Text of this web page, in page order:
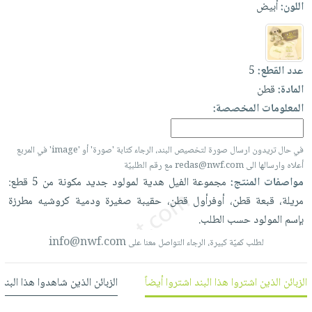
العناية
بالأسنان
الحمية
والتغذية
أدوات
المائدة
الأوعية
والتخزين
أدوات
المطبخ
الأكثر
مبيعاً
العودة
للمدارس
اكسسوارات
كتب
منزلية
اكسسوارات
مطرزات
حقائب
عناية
بالذات
شحن
مجاني
بنود
مختارة
اشتراكات
كل
صندوق
القراءة
iKitab
بلا
حدود
بحث
متقدم
نيل
وفرات
عن
الشركة
حسابك
الأمنيات
اللون:أبيض
عدد القطع:5
المادة:قطن
المعلومات المخصصة:
في حال تريدون ارسال صورة لتخصيص البند، الرجاء كتابة 'صورة' أو 'image' في المربع
أعلاه وارسالها الى redas@nwf.com مع رقم الطلبيّة
مواصفات المنتج: مجموعة الفيل هدية لمولودجديد مكونة من 5 قطع:
مريلة، قبعة قطن،أوفرأولقطن، حقيبة صغيرة ودمية كروشيه مطرزة
بإسم المولودحسب الطلب.
لطلب كميّة كبيرة، الرجاء التواصل معنا علىinfo@nwf.com
الزبائن الذين اشتروا هذا البند اشتروا أيضاً الزبائن الذين شاهدوا هذا